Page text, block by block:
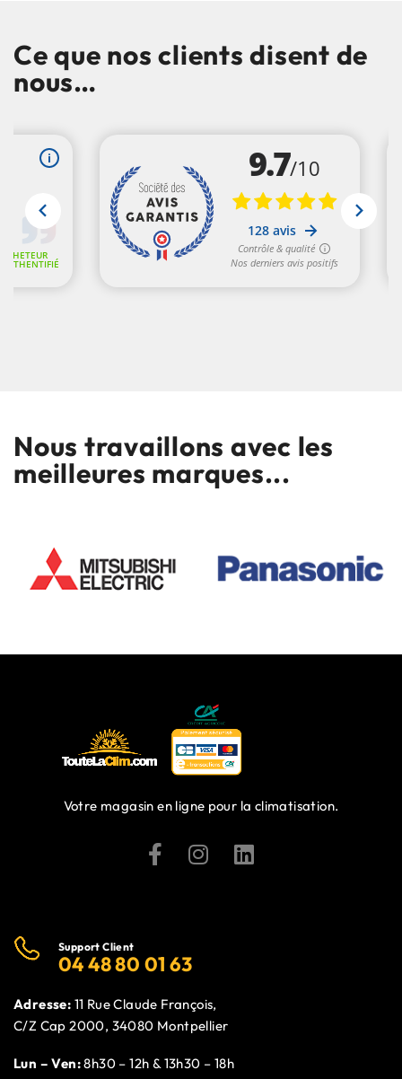
Ce que nos clients disent de
nous…
Nous travaillons avec les
meilleures marques...
Votre magasin en ligne pour la climatisation.
Support Client
04 48 80 01 63
Adresse: 11 Rue Claude François,
C/Z Cap 2000, 34080 Montpellier
Lun – Ven:8h30 – 12h & 13h30 – 18h